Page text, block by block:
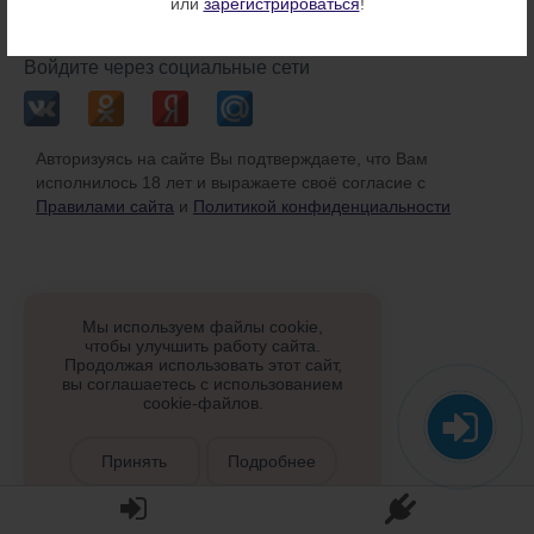
Войдите через социальные сети
Авторизуясь на сайте Вы подтверждаете, что Вам
исполнилось 18 лет и выражаете своё согласие с
Правилами сайта и Политикой конфиденциальности
Мы используем файлы cookie,
чтобы улучшить работу сайта.
Продолжая использовать этот сайт,
вы соглашаетесь с использованием
cookie-файлов.
Принять Подробнее